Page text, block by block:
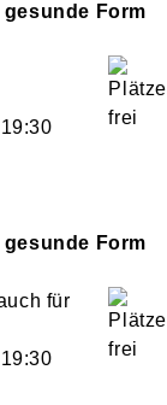
Form
Form
für